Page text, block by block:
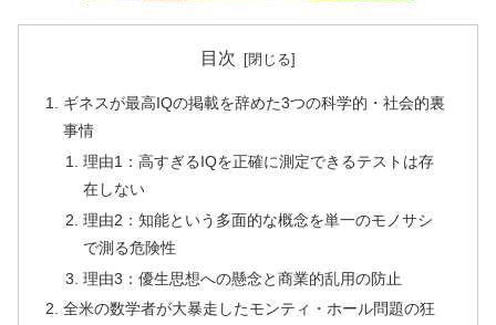
目次
ギネスが最高IQの掲載を辞めた3つの科学的・社会的裏
事情
理由1：高すぎるIQを正確に測定できるテストは存
在しない
理由2：知能という多面的な概念を単一のモノサシ
で測る危険性
理由3：優生思想への懸念と商業的乱用の防止
全米の数学者が大暴走したモンティ・ホール問題の狂